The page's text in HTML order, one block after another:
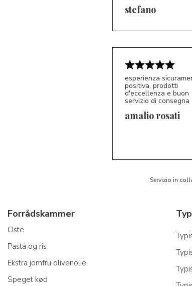
S*stefano
esperienza
positiva, prodotti
d'eccellenza e buon
servizio di consegna
amalio rosati
Servizio in
Forrådskammer
Oste
Pasta og ris
Ekstra jomfru olivenolie
Speget kød